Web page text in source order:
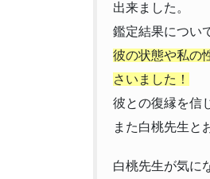
出来ました。
鑑定結果につい
彼の状態や私の
さいました！
彼との復縁を信
また白桃先生と
白桃先生が気に